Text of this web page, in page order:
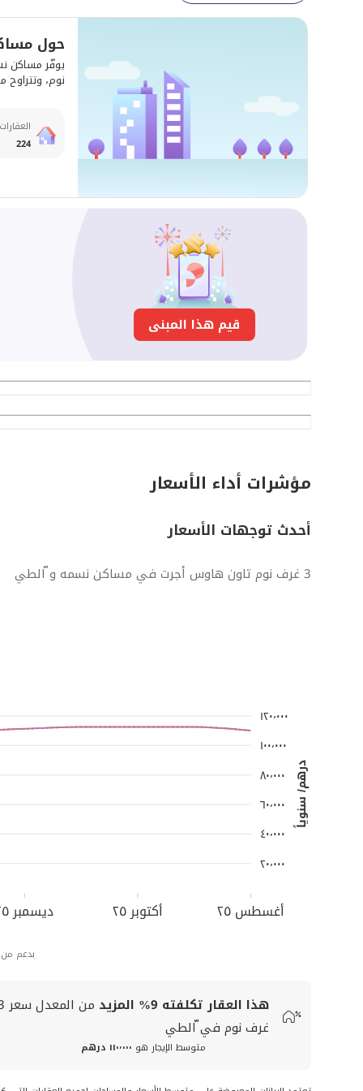
حول
نوم، وتتراوح مساحاتها بين 900 - 9,500
224
قيم هذا المبنى
مؤشرات أداء الأسعار
أحدث توجهات الأسعار
3 غرف نوم تاون هاوس أجرت في مساكن نسمه و ّالطي
أغسطس ٢٥ أكتوبر ٢٥ ديسمبر ٢٥
درهم/ سنوياً
٢٠٬٠٠٠
٤٠٬٠٠٠
٦٠٬٠٠٠
٨٠٬٠٠٠
١٠٠٬٠٠٠
١٢٠٬٠٠٠
بدعم من
هذا العقار تكلفته 9% المزيد من المعدل سعر
غرف نوم في ّالطي
متوسط الإيجار هو ١١٠٬٠٠٠ درهم